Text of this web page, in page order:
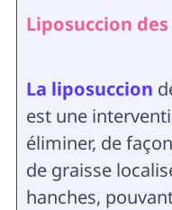
Liposuccion
La liposuccion
est une
éliminer, de
de graisse
hanches,